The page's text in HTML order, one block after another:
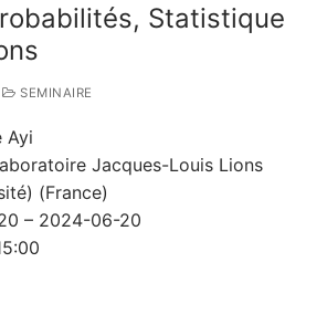
Statistique
SEMINAIRE
Ayi
Jacques-Louis Lions
(France)
– 2024-06-20